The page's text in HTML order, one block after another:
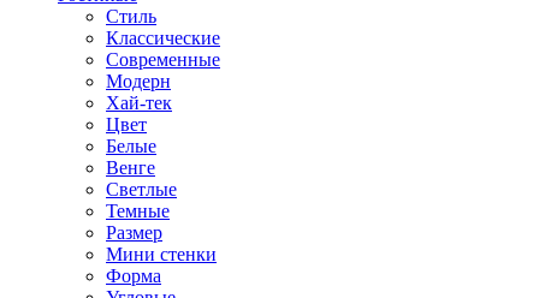
Стиль
Классические
Современные
Модерн
Хай-тек
Цвет
Белые
Венге
Светлые
Темные
Размер
Мини стенки
Форма